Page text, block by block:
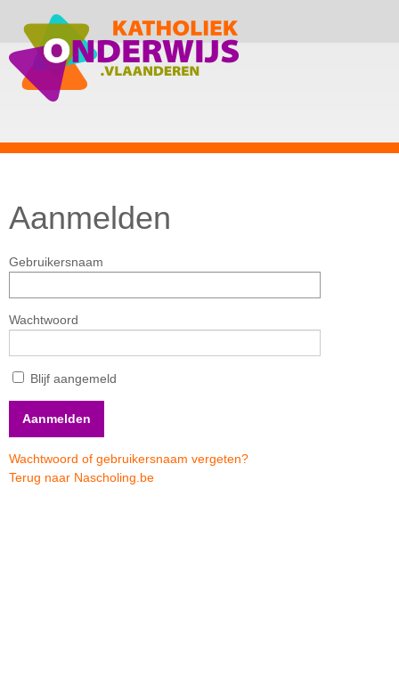
Aanmelden
Gebruikersnaam
Wachtwoord
Blijf aangemeld
Wachtwoord of gebruikersnaam vergeten?
Terug naar Nascholing.be